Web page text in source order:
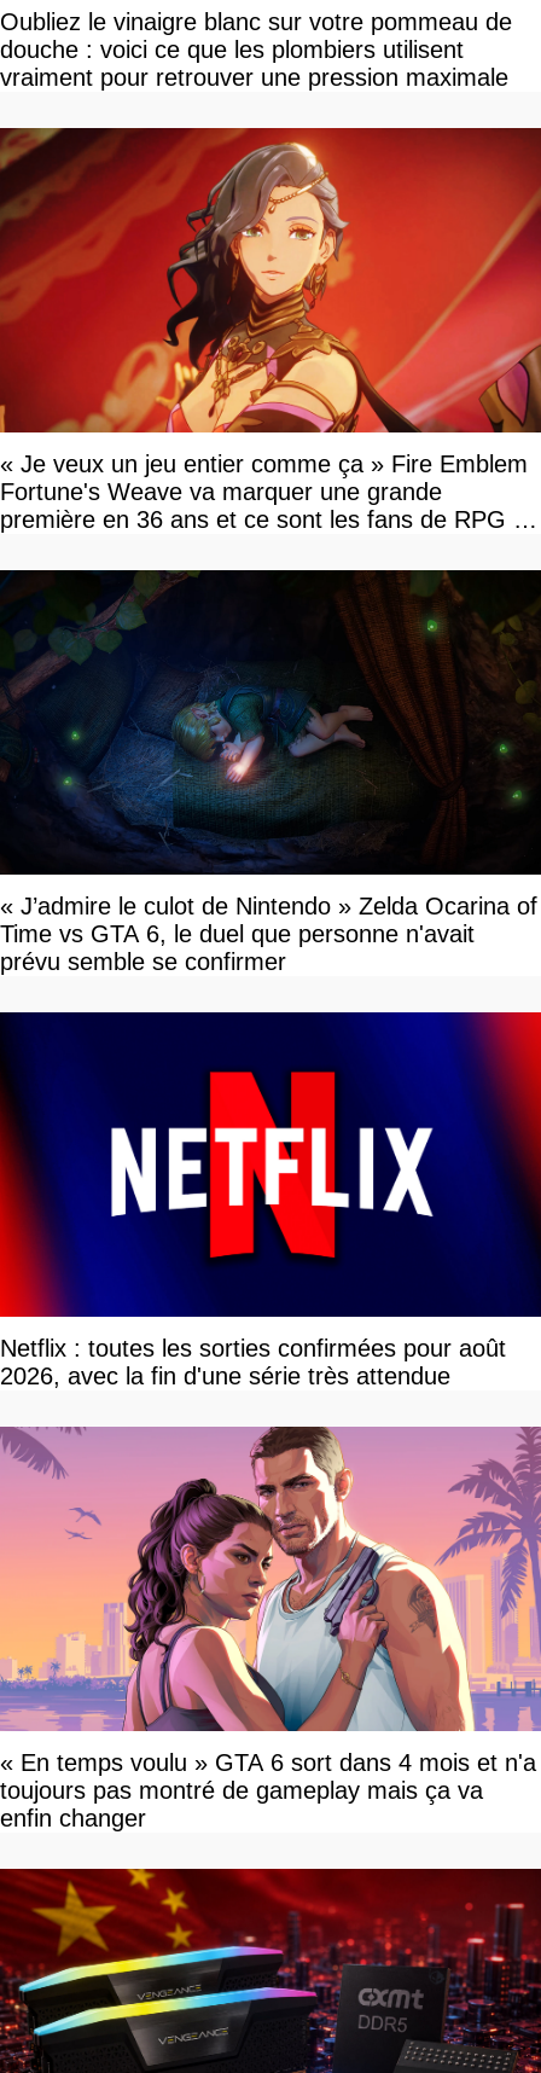
Oubliez le vinaigre blanc sur votre pommeau de
douche : voici ce que les plombiers utilisent
vraiment pour retrouver une pression maximale
« Je veux un jeu entier comme ça » Fire Emblem
Fortune's Weave va marquer une grande
première en 36 ans et ce sont les fans de RPG en
« J’admire le culot de Nintendo » Zelda Ocarina of
Time vs GTA 6, le duel que personne n'avait
prévu semble se confirmer
Netflix : toutes les sorties confirmées pour août
2026, avec la fin d'une série très attendue
« En temps voulu » GTA 6 sort dans 4 mois et n'a
toujours pas montré de gameplay mais ça va
enfin changer